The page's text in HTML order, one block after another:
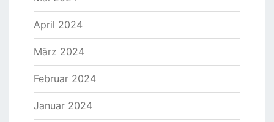
April 2024
März 2024
Februar 2024
Januar 2024